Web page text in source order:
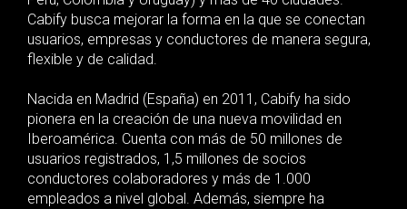
Cabify busca mejorar la forma en la que se conectan
usuarios, empresas y conductores de manera segura,
flexible y de calidad.
Nacida en Madrid (España) en 2011, Cabify ha sido
pionera en la creación de una nueva movilidad en
Iberoamérica. Cuenta con más de 50 millones de
usuarios registrados, 1,5 millones de socios
conductores colaboradores y más de 1.000
empleados a nivel global. Además, siempre ha